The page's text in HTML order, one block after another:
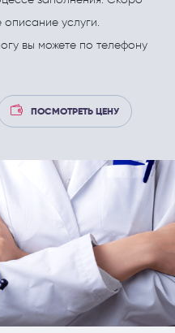
(рефлексотерапия)
ортопедия
СТАТЬИ
ПОЛЕЗНЫЕ СТАТЬИ
услуги.
вы можете по телефону
ПОСМОТРЕТЬ ЦЕНУ